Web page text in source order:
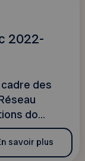
2022-
des
do...
savoir plus